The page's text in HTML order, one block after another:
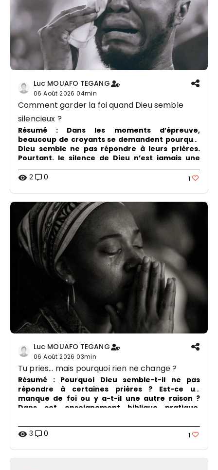
Luc MOUAFO TEGANG
06 Août 202604min
Comment garder la foi quand Dieu semble
silencieux ?
Résumé : Dans les moments d’épreuve,
beaucoup de croyants se demandent pourquoi
Dieu semble ne pas répondre à leurs prières.
Pourtant, le silence de Dieu n’est jamais une
spirituelle où notre confiance, notre patience et
visibility 2 0 1
Luc MOUAFO TEGANG
06 Août 202603min
Tu pries... mais pourquoi rien ne change ?
Résumé : Pourquoi Dieu semble-t-il ne pas
répondre à certaines prières ? Est-ce un
manque de foi ou y a-t-il une autre raison ?
Dans cet enseignement biblique pratique,
clé qui ouvre la porte aux bénédictions de Dieu.
visibility 3 0 1